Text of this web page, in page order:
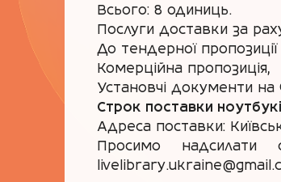
Всього: 8 одиниць.
Послуги доставки за
До тендерної
Комерційна пропозиція,
Установчі документи
Строк поставки
Адреса поставки:
Просимо надсилати